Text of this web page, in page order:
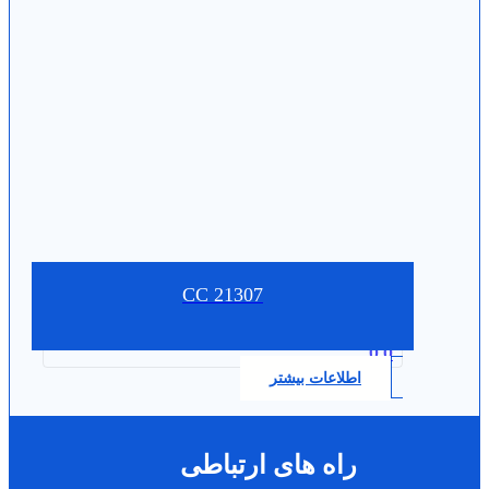
21307 CC
0.0
اطلاعات بیشتر
راه های ارتباطی